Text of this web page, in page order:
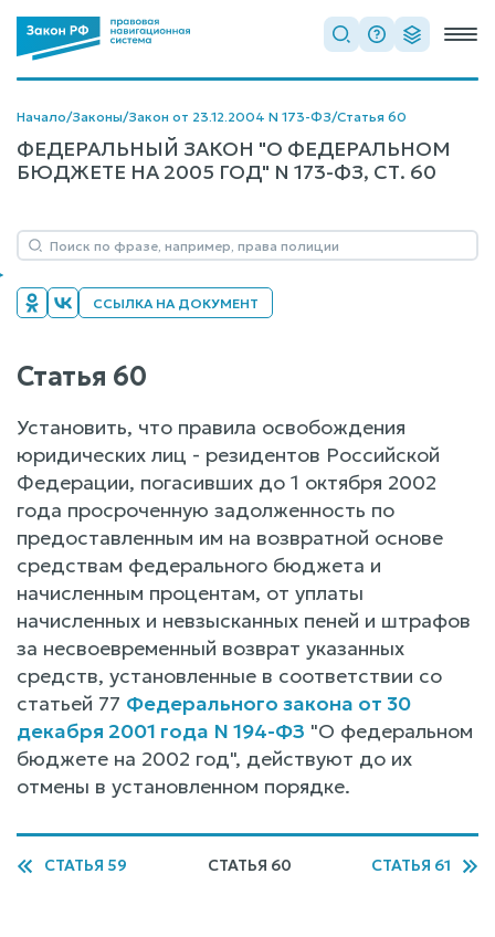
Начало/Законы/Закон от 23.12.2004 N 173-ФЗ/Статья 60
ФЕДЕРАЛЬНЫЙ ЗАКОН "О ФЕДЕРАЛЬНОМ
БЮДЖЕТЕ НА 2005 ГОД" N 173-ФЗ, СТ. 60
ССЫЛКА НА ДОКУМЕНТ
Статья 60
Установить, что правила освобождения
юридических лиц - резидентов Российской
Федерации, погасивших до 1 октября 2002
года просроченную задолженность по
предоставленным им на возвратной основе
средствам федерального бюджета и
начисленным процентам, от уплаты
начисленных и невзысканных пеней и штрафов
за несвоевременный возврат указанных
средств, установленные в соответствии со
статьей 77 Федерального закона от 30
декабря 2001 года N 194-ФЗ "О федеральном
бюджете на 2002 год", действуют до их
отмены в установленном порядке.
СТАТЬЯ 59 СТАТЬЯ 60 СТАТЬЯ 61